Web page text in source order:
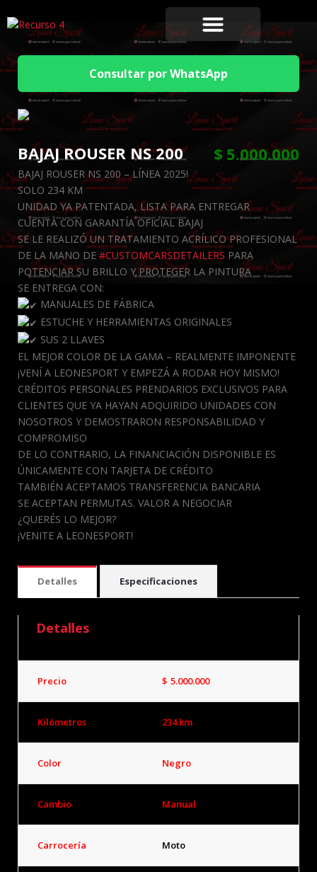
Consultar por WhatsApp
BAJAJ ROUSER NS 200 $ 5.000.000
BAJAJ ROUSER NS 200 – LÍNEA 2025!
SOLO 234 KM
UNIDAD YA PATENTADA, LISTA PARA ENTREGAR
CUENTA CON GARANTÍA OFICIAL BAJAJ
SE LE REALIZÓ UN TRATAMIENTO ACRÍLICO PROFESIONAL
DE LA MANO DE #CUSTOMCARSDETAILERS PARA
POTENCIAR SU BRILLO Y PROTEGER LA PINTURA
SE ENTREGA CON:
MANUALES DE FÁBRICA
ESTUCHE Y HERRAMIENTAS ORIGINALES
SUS 2 LLAVES
EL MEJOR COLOR DE LA GAMA – REALMENTE IMPONENTE
¡VENÍ A LEONESPORT Y EMPEZÁ A RODAR HOY MISMO!
CRÉDITOS PERSONALES PRENDARIOS EXCLUSIVOS PARA
CLIENTES QUE YA HAYAN ADQUIRIDO UNIDADES CON
NOSOTROS Y DEMOSTRARON RESPONSABILIDAD Y
COMPROMISO
DE LO CONTRARIO, LA FINANCIACIÓN DISPONIBLE ES
ÚNICAMENTE CON TARJETA DE CRÉDITO
TAMBIÉN ACEPTAMOS TRANSFERENCIA BANCARIA
SE ACEPTAN PERMUTAS. VALOR A NEGOCIAR
¿QUERÉS LO MEJOR?
¡VENITE A LEONESPORT!
Detalles Especificaciones
Detalles
Precio $ 5.000.000
Kilómetros 234 km
Color Negro
Cambio Manual
Carrocería Moto